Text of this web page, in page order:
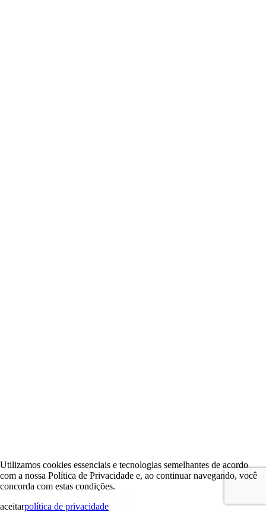
Utilizamos cookies essenciais e tecnologias semelhantes de acordo
com a nossa Política de Privacidade e, ao continuar navegando, você
concorda com estas condições.
aceitarpolítica de privacidade